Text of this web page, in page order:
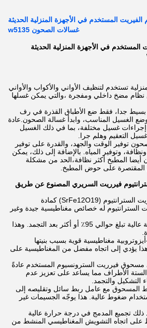
الفيريت المستخدم في الأجهزة المنزلية الحديثة
غسالات الصحون w5135
المستخدم في الأجهزة المنزلية الحديثة
تستخدم لتنظيف الأواني والأكواب والأواني
نظام مضخ داخلي ومفجرة ،والتي يمكن غسلها
جدا، فقط ضع الأطباق القذرة في رف
الغسيل المناسب، وابدأ غسالة الصحون.عادة
غسيل مختلفة، بما في ذلك الغسيل
التعقيم وهلم جرا.
توفير الوقت والجهد، والقدرة على توفير
وتوفير المياه. بالإضافة إلى ذلك، يمكن
المطبخ أكثر نظافة،الحد من مشكلة
على حوض المطبخ.
فيرريت السريري المصنوع عن طريق
التركيب - يحتوي على فريت السترانتيوم (SrFe12O19) كمادة
السترانتيوم له خصائص مغناطيسية جيدة وغير
الكثافة - لديها كثافة نسبية عالية تبلغ حوالي 95٪ أو أكثر بعد التجمد. وهذا
مغناطيسية قوية بسبب بنيتها
يؤدي إلى اتجاه مفضل من المغناطيسية على
فيرريت السترونسيوم المستخدم عادةً
الأطراف مما يساعد على تعزيز عدم
التشكيل والتجمد.
المسحوق مع عامل ربط سائل وتقليصه إلى
ضغوط عالية. هذا يوجّه الجسيمات غير
ذلك تجميع المدمج في درجة حرارة عالية
على اتجاه التشويش المغناطيسي المنشط من